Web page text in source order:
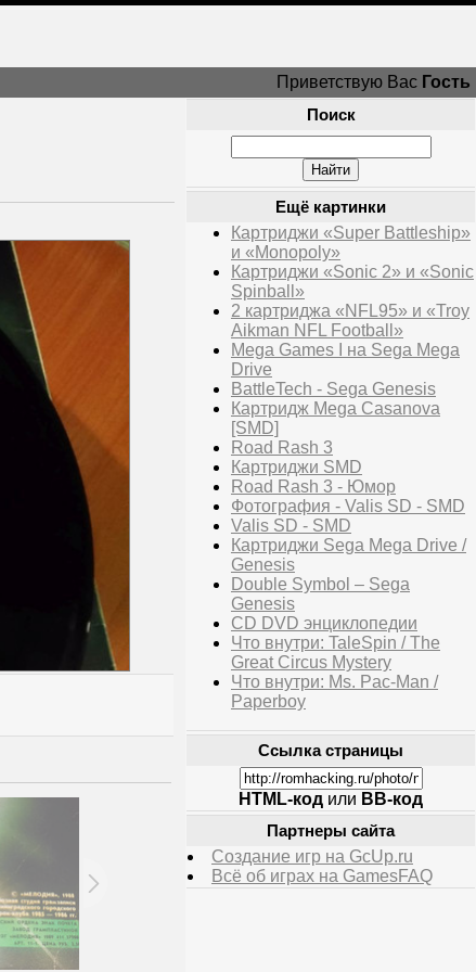
Приветствую Вас Гость
Поиск
Ещё картинки
Картриджи «Super Battleship»
и «Monopoly»
Картриджи «Sonic 2» и «Sonic
Spinball»
2 картриджа «NFL95» и «Troy
Aikman NFL Football»
Mega Games I на Sega Mega
Drive
BattleTech - Sega Genesis
Картридж Mega Casanova
[SMD]
Road Rash 3
Картриджи SMD
Road Rash 3 - Юмор
Фотография - Valis SD - SMD
Valis SD - SMD
Картриджи Sega Mega Drive /
Genesis
Double Symbol – Sega
Genesis
CD DVD энциклопедии
Что внутри: TaleSpin / The
Great Circus Mystery
Что внутри: Ms. Pac-Man /
Paperboy
Ссылка страницы
HTML-код или BB-код
Партнеры сайта
Создание игр на GcUp.ru
Всё об играх на GamesFAQ